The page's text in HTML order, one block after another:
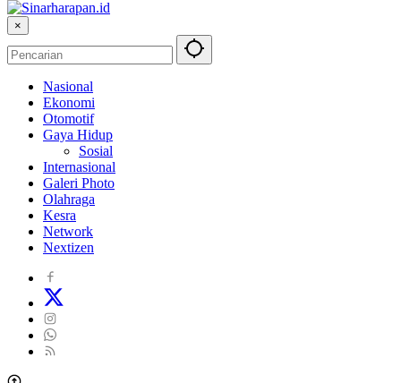
×
Nasional
Ekonomi
Otomotif
Gaya Hidup
Sosial
Internasional
Galeri Photo
Olahraga
Kesra
Network
Nextizen